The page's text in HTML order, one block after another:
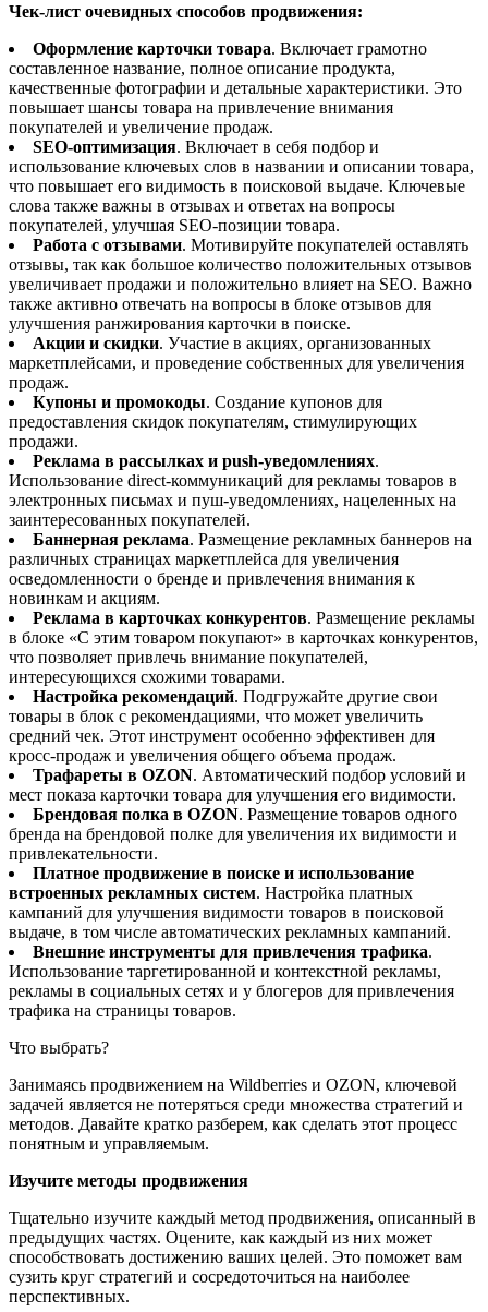
Чек-лист очевидных способов продвижения:
Оформление карточки товара. Включает грамотно
составленное название, полное описание продукта,
качественные фотографии и детальные характеристики. Это
повышает шансы товара на привлечение внимания
покупателей и увеличение продаж.
SEO-оптимизация. Включает в себя подбор и
использование ключевых слов в названии и описании товара,
что повышает его видимость в поисковой выдаче. Ключевые
слова также важны в отзывах и ответах на вопросы
покупателей, улучшая SEO-позиции товара​​.
Работа с отзывами. Мотивируйте покупателей оставлять
отзывы, так как большое количество положительных отзывов
увеличивает продажи и положительно влияет на SEO. Важно
также активно отвечать на вопросы в блоке отзывов для
улучшения ранжирования карточки в поиске​​.
Акции и скидки. Участие в акциях, организованных
маркетплейсами, и проведение собственных для увеличения
продаж​​.
Купоны и промокоды. Создание купонов для
предоставления скидок покупателям, стимулирующих
продажи​​.
Реклама в рассылках и push-уведомлениях.
Использование direct-коммуникаций для рекламы товаров в
электронных письмах и пуш-уведомлениях, нацеленных на
заинтересованных покупателей​​.
Баннерная реклама. Размещение рекламных баннеров на
различных страницах маркетплейса для увеличения
осведомленности о бренде и привлечения внимания к
новинкам и акциям​​.
Реклама в карточках конкурентов. Размещение рекламы
в блоке «С этим товаром покупают» в карточках конкурентов,
что позволяет привлечь внимание покупателей,
интересующихся схожими товарами​​.
Настройка рекомендаций. Подгружайте другие свои
товары в блок с рекомендациями, что может увеличить
средний чек. Этот инструмент особенно эффективен для
кросс-продаж и увеличения общего объема продаж​​.
Трафареты в OZON. Автоматический подбор условий и
мест показа карточки товара для улучшения его видимости​​.
Брендовая полка в OZON. Размещение товаров одного
бренда на брендовой полке для увеличения их видимости и
привлекательности​​.
Платное продвижение в поиске и использование
встроенных рекламных систем. Настройка платных
кампаний для улучшения видимости товаров в поисковой
выдаче​​, в том числе автоматических рекламных кампаний.
Внешние инструменты для привлечения трафика.
Использование таргетированной и контекстной рекламы,
рекламы в социальных сетях и у блогеров для привлечения
трафика на страницы товаров​​.
Что выбрать?
Занимаясь продвижением на Wildberries и OZON, ключевой
задачей является не потеряться среди множества стратегий и
методов. Давайте кратко разберем, как сделать этот процесс
понятным и управляемым.
Изучите методы продвижения
Тщательно изучите каждый метод продвижения, описанный в
предыдущих частях. Оцените, как каждый из них может
способствовать достижению ваших целей. Это поможет вам
сузить круг стратегий и сосредоточиться на наиболее
перспективных.